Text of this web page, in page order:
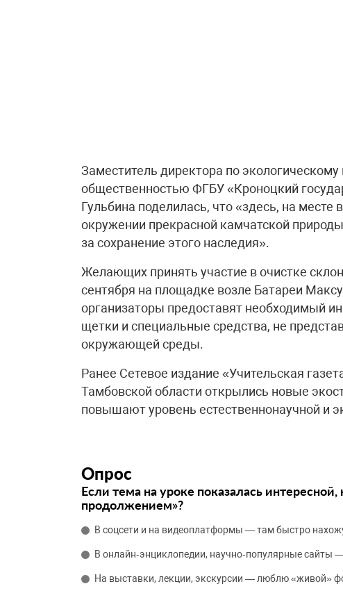
Заместитель директора по
общественностью ФГБУ «Кроноцкий
Гульбина поделилась, что «здесь, на
окружении прекрасной камчатской
за сохранение этого наследия».
Желающих принять участие в очистке
сентября на площадке возле Батареи
организаторы предоставят необходимый
щетки и специальные средства, не
окружающей среды.
Ранее Сетевое издание «Учительская
Тамбовской области открылись новые
повышают уровень естественнонаучной и
Опрос
Если тема на уроке показалась
продолжением»?
В соцсети и на видеоплатформы — там быстро
В онлайн‑энциклопедии, научно‑популярные
На выставки, лекции, экскурсии — люблю «живой»